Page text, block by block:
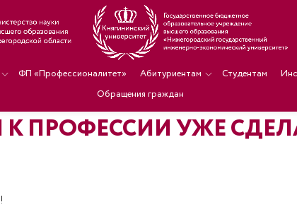
ФП «Профессионалитет» Абитуриентам Студентам
Обращения граждан
ПРОФЕССИИ УЖЕ